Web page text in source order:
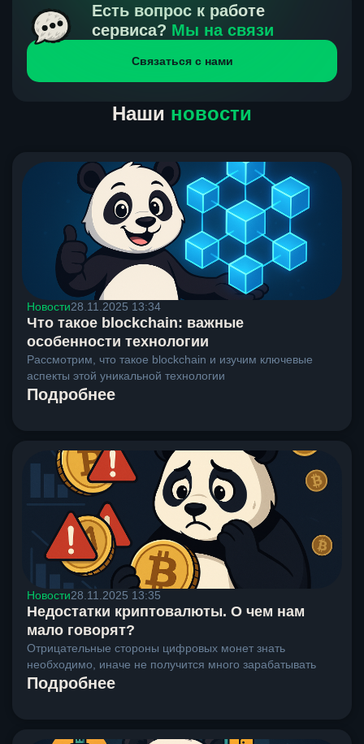
получения нами средств от тебя, а на другой части
направлений курс, указанный на сайте, является
окончательным. Если сомневаешься, напиши в онлайн-
чат на сайте, мы поможем разобраться.
Есть вопрос к работе
сервиса? Мы на связи
Связаться с нами
Наши новости
Новости28.11.2025 13:34
Что такое blockchain: важные
особенности технологии
Рассмотрим, что такое blockchain и изучим ключевые
аспекты этой уникальной технологии
Подробнее
Новости28.11.2025 13:35
Недостатки криптовалюты. О чем нам
мало говорят?
Отрицательные стороны цифровых монет знать
необходимо, иначе не получится много зарабатывать
Подробнее